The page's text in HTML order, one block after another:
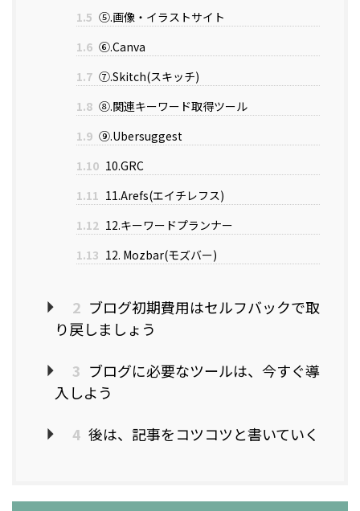
1.5 ⑤.画像・イラストサイト
1.6 ⑥.Canva
1.7 ⑦.Skitch(スキッチ)
1.8 ⑧.関連キーワード取得ツール
1.9 ⑨.Ubersuggest
1.10 10.GRC
1.11 11.Arefs(エイチレフス)
1.12 12.キーワードプランナー
1.13 12. Mozbar(モズバー)
2 ブログ初期費用はセルフバックで取
り戻しましょう
3 ブログに必要なツールは、今すぐ導
入しよう
4 後は、記事をコツコツと書いていく